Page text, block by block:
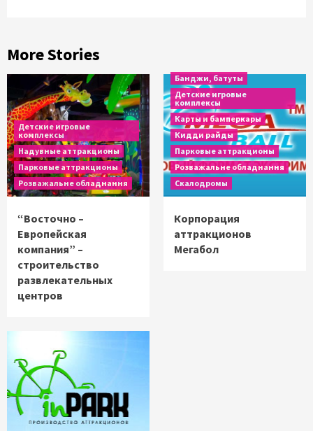
More Stories
Детские игровые
комплексы
Надувные аттракционы
Парковые аттракционы
Розважальне обладнання
“Восточно –
Европейская
компания” –
строительство
развлекательных
центров
Банджи, батуты
Детские игровые
комплексы
Карты и бамперкары
Кидди райды
Парковые аттракционы
Розважальне обладнання
Скалодромы
Корпорация
аттракционов
Мегабол